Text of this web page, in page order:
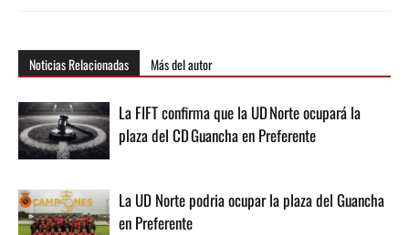
Noticias Relacionadas Más del autor
La FIFT confirma que la UD Norte ocupará la
plaza del CD Guancha en Preferente
La UD Norte podria ocupar la plaza del Guancha
en Preferente